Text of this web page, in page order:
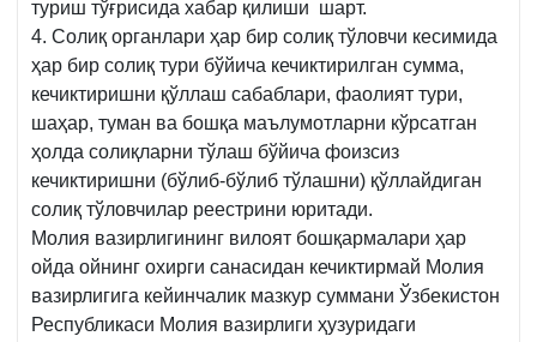
туриш тўғрисида хабар қилиши шарт.
4. Солиқ органлари ҳар бир солиқ тўловчи кесимида
ҳар бир солиқ тури бўйича кечиктирилган сумма,
кечиктиришни қўллаш сабаблари, фаолият тури,
шаҳар, туман ва бошқа маълумотларни кўрсатган
ҳолда солиқларни тўлаш бўйича фоизсиз
кечиктиришни (бўлиб-бўлиб тўлашни) қўллайдиган
солиқ тўловчилар реестрини юритади.
Молия вазирлигининг вилоят бошқармалари ҳар
ойда ойнинг охирги санасидан кечиктирмай Молия
вазирлигига кейинчалик мазкур суммани Ўзбекистон
Республикаси Молия вазирлиги ҳузуридаги